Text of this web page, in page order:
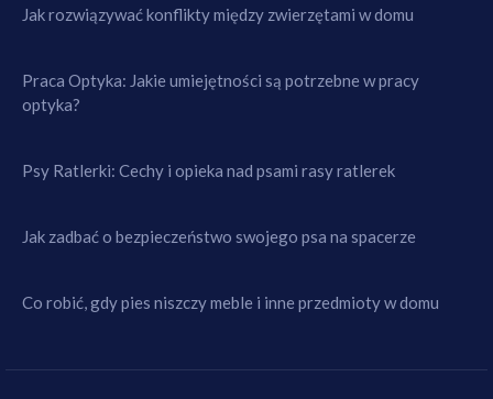
Jak rozwiązywać konflikty między zwierzętami w domu
Praca Optyka: Jakie umiejętności są potrzebne w pracy
optyka?
Psy Ratlerki: Cechy i opieka nad psami rasy ratlerek
Jak zadbać o bezpieczeństwo swojego psa na spacerze
Co robić, gdy pies niszczy meble i inne przedmioty w domu